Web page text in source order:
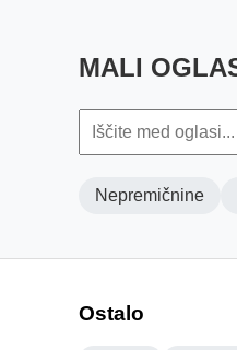
MALI
Nepremičnine
Ostalo